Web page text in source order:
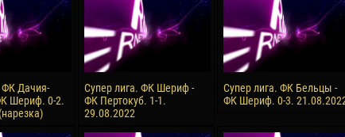
ФК Дачия-
Шериф. 0-2.
Супер лига. ФК Шериф -
ФК Пертокуб. 1-1.
29.08.2022
Супер лига. ФК Бельцы -
ФК Шериф. 0-3.